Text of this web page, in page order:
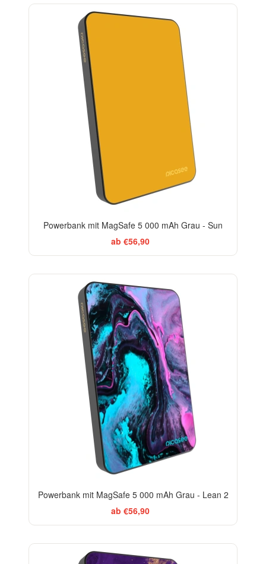
Powerbank mit MagSafe 5 000 mAh Grau - Sun
ab €56,90
Powerbank mit MagSafe 5 000 mAh Grau - Lean 2
ab €56,90